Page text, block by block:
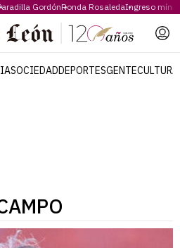
GordónRonda RosaledaIngreso
SOCIEDADDEPORTESGENTECULTURA